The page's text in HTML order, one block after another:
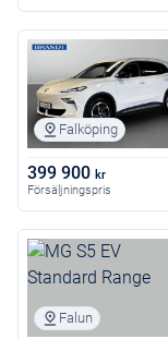
Falköping
399 900 kr
Försäljningspris
Falun